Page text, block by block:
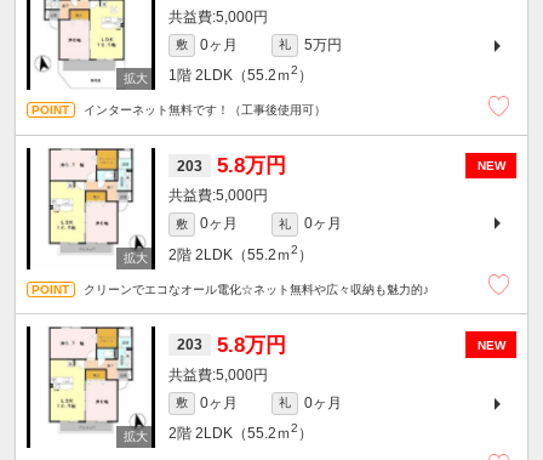
5,000円
敷 0ヶ月 礼
5万円
1階 2LDK（55.2ｍ2 ）
インターネット無料です！（工事後使用可）
NEW
203 5.8万円
5,000円
敷 0ヶ月 礼
0ヶ月
2階 2LDK（55.2ｍ2 ）
クリーンでエコなオール電化☆ネット無料や広々収納も魅力的♪
NEW
203 5.8万円
5,000円
敷 0ヶ月 礼
0ヶ月
2階 2LDK（55.2ｍ2 ）